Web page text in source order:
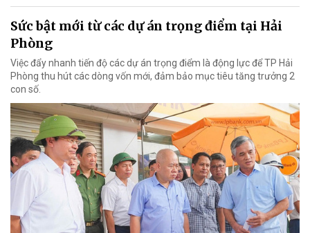
Sức bật mới từ các dự án trọng điểm tại Hải
Phòng
Việc đẩy nhanh tiến độ các dự án trọng điểm là động lực để TP Hải
Phòng thu hút các dòng vốn mới, đảm bảo mục tiêu tăng trưởng 2
con số.